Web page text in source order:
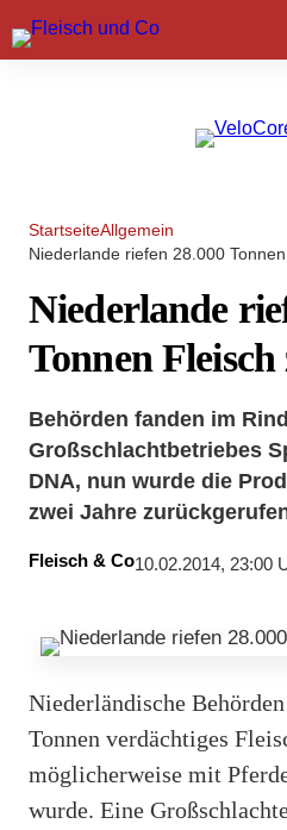
Marktführer
StartseiteAllgemein
Niederlande riefen 28.000
Niederlande
Tonnen
Behörden fanden im
Großschlachtbetriebes
DNA, nun wurde die
zwei Jahre
Fleisch & Co10.02.2014, 23:00
Niederländische
Tonnen verdächtiges
möglicherweise mit
wurde. Eine